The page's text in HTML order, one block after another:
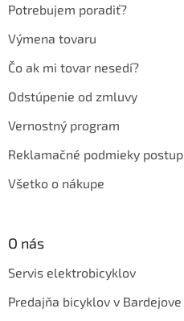
Potrebujem poradiť?
Výmena tovaru
Čo ak mi tovar nesedí?
Odstúpenie od zmluvy
Vernostný program
Reklamačné podmieky postup
Všetko o nákupe
O nás
Servis elektrobicyklov
Predajňa bicyklov v Bardejove